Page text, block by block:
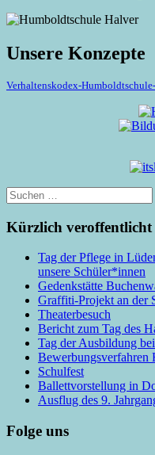
Unsere Konzepte
Verhaltenskodex-Humboldtschule-
Suche
nach:
Kürzlich veroffentlicht
Tag der Pflege in
unsere Schüler*innen
Gedenkstätte
Graffiti-Projekt an der
Theaterbesuch
Bericht zum Tag des
Tag der Ausbildung
Bewerbungsverfahren
Schulfest
Ballettvorstellung in
Ausflug des 9.
Folge uns